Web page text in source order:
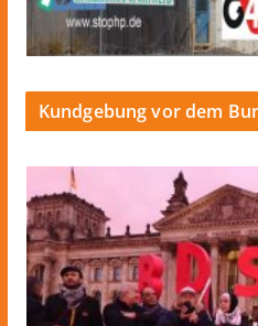
Kundgebung vor dem